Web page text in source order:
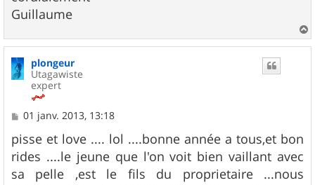
Guillaume
a
plongeur
Utagawiste
expert
M
s
s
a
g
e
01 janv. 2013, 13:18
pisse et love .... lol ....bonne année a tous,et bon
rides ....le jeune que l'on voit bien vaillant avec
sa pelle ,est le fils du proprietaire ...nous